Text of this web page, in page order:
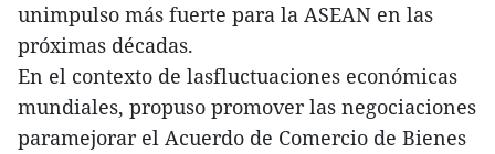
unimpulso más fuerte para la ASEAN en las
próximas décadas.
En el contexto de lasfluctuaciones económicas
mundiales, propuso promover las negociaciones
paramejorar el Acuerdo de Comercio de Bienes